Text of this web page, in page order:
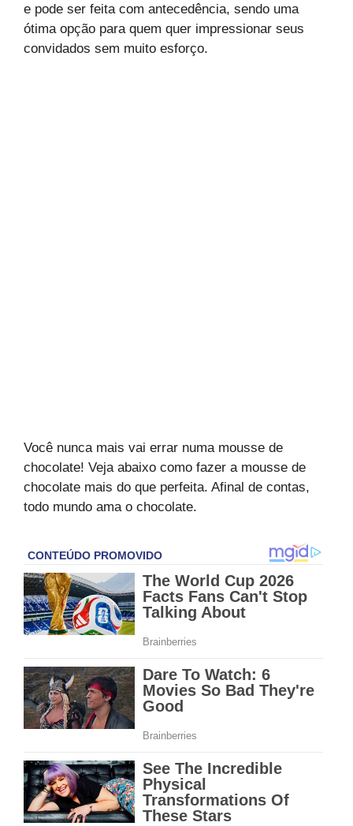
e pode ser feita com antecedência, sendo uma
ótima opção para quem quer impressionar seus
convidados sem muito esforço.
Você nunca mais vai errar numa mousse de
chocolate! Veja abaixo como fazer a mousse de
chocolate mais do que perfeita. Afinal de contas,
todo mundo ama o chocolate.